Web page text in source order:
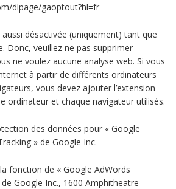
dlpage/gaoptout?hl=fr
aussi désactivée (uniquement) tant que
Donc, veuillez ne pas supprimer
ne voulez aucune analyse web. Si vous
à partir de différents ordinateurs
vous devez ajouter l’extension
ordinateur et chaque navigateur utilisés.
des données pour « Google
» de Google Inc.
fonction de « Google AdWords
Google Inc., 1600 Amphitheatre